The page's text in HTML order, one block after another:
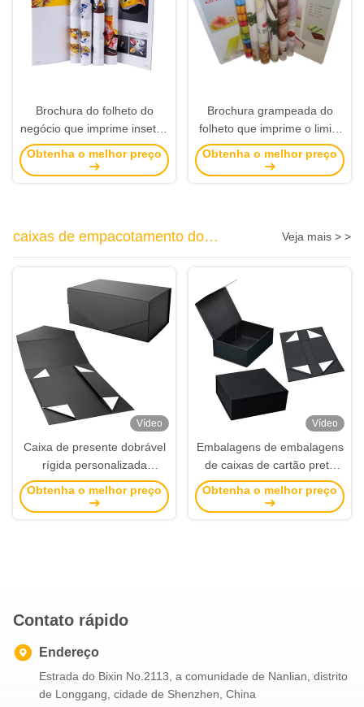
Brochura do folheto do
negócio que imprime insetos
do profissional dos moldes
de Esign
Obtenha o melhor preço
Brochura grampeada do
folheto que imprime o limite
duro de Flexi da tampa que
liga a imagem vívida
Obtenha o melhor preço
caixas de empacotamento do
presente
Veja mais > >
Vídeo
Caixa de presente dobrável
rígida personalizada
embalagem Caixa
magnética dobrável Flap
Obtenha o melhor preço
Vídeo
Embalagens de embalagens
de caixas de cartão preto
com tampas
Obtenha o melhor preço
Contato rápido
Endereço
Estrada do Bixin No.2113, a comunidade de Nanlian, distrito
de Longgang, cidade de Shenzhen, China